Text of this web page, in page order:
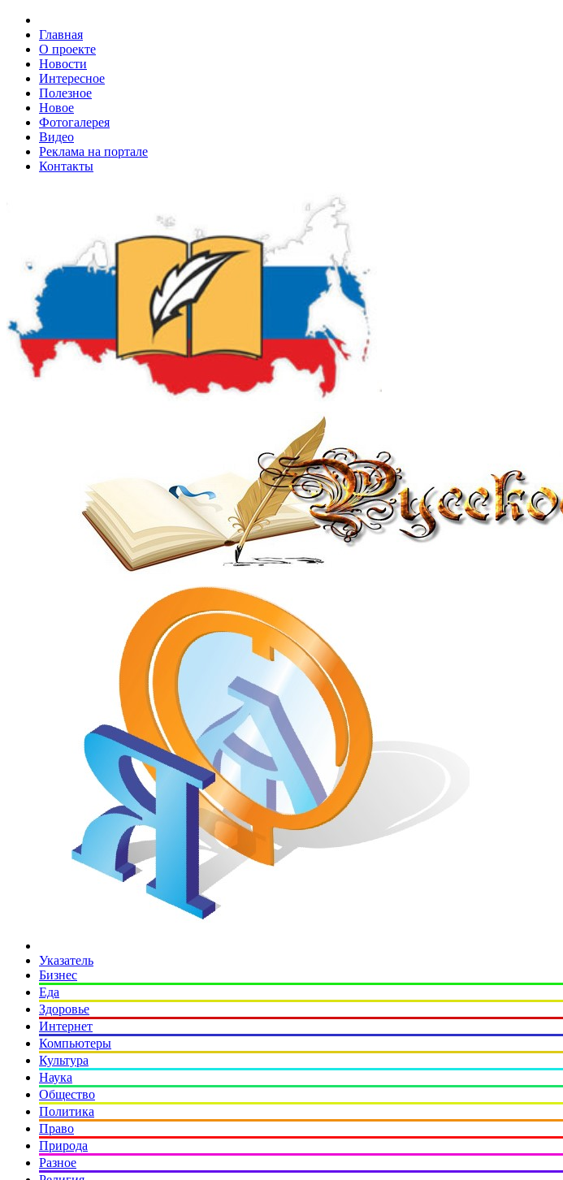
Главная
О проекте
Новости
Интересное
Полезное
Новое
Фотогалерея
Видео
Реклама на портале
Контакты
Указатель
Бизнес
Еда
Здоровье
Интернет
Компьютеры
Культура
Наука
Общество
Политика
Право
Природа
Разное